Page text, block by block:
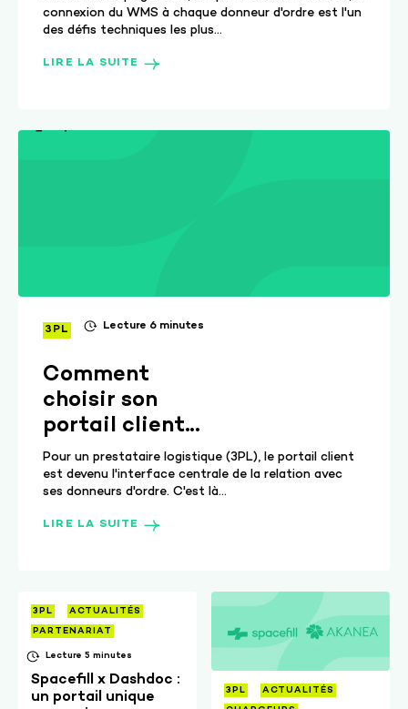
retail : les 3
approches sans
développement
connexion du WMS à chaque donneur d'ordre est l'un
des défis techniques les plus...
LIRE LA SUITE
3PL Lecture 6 minutes
Comment
choisir son
portail client
3PL ? Les 7
critères clés
Pour un prestataire logistique (3PL), le portail client
est devenu l'interface centrale de la relation avec
ses donneurs d'ordre. C'est là...
LIRE LA SUITE
3PL
ACTUALITÉS
PARTENARIAT
Lecture 5 minutes
Spacefill x Dashdoc :
un portail unique
3PL
ACTUALITÉS